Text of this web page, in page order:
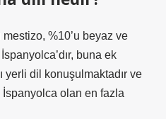
mestizo, %10’u beyaz ve
buna ek
yerli dil konuşulmaktadır ve
olan en fazla